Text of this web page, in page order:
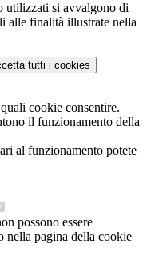
utilizzati si avvalgono di
alle finalità illustrate nella
tutti i cookies
cookie consentire.
il funzionamento della
al funzionamento potete
possono essere
nella pagina della cookie